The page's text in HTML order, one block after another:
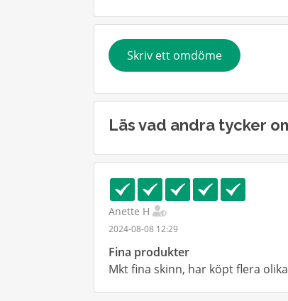
Skriv ett omdöme
Läs vad andra tycker
Anette H
2024-08-08 12:29
Fina produkter
Mkt fina skinn, har köpt flera